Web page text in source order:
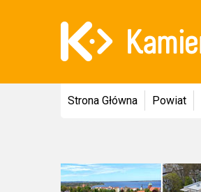
Strona Główna Powiat